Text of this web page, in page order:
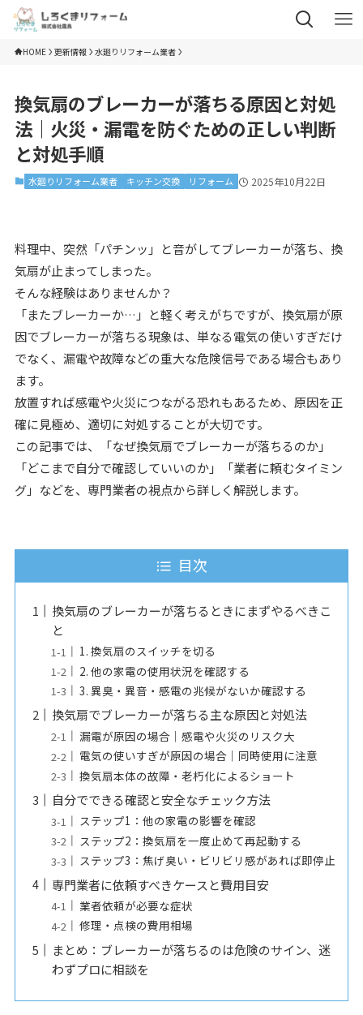
HOME 更新情報 水廻りリフォーム業者
換気扇のブレーカーが落ちる原因と対処
法｜火災・漏電を防ぐための正しい判断
と対処手順
水廻りリフォーム業者 キッチン交換 リフォーム 2025年10月22日
料理中、突然「パチンッ」と音がしてブレーカーが落ち、換
気扇が止まってしまった。
そんな経験はありませんか？
「またブレーカーか…」と軽く考えがちですが、換気扇が原
因でブレーカーが落ちる現象は、単なる電気の使いすぎだけ
でなく、漏電や故障などの重大な危険信号である場合もあり
ます。
放置すれば感電や火災につながる恐れもあるため、原因を正
確に見極め、適切に対処することが大切です。
この記事では、「なぜ換気扇でブレーカーが落ちるのか」
「どこまで自分で確認していいのか」「業者に頼むタイミン
グ」などを、専門業者の視点から詳しく解説します。
目次
換気扇のブレーカーが落ちるときにまずやるべきこ
と
1. 換気扇のスイッチを切る
2. 他の家電の使用状況を確認する
3. 異臭・異音・感電の兆候がないか確認する
換気扇でブレーカーが落ちる主な原因と対処法
漏電が原因の場合｜感電や火災のリスク大
電気の使いすぎが原因の場合｜同時使用に注意
換気扇本体の故障・老朽化によるショート
自分でできる確認と安全なチェック方法
ステップ1：他の家電の影響を確認
ステップ2：換気扇を一度止めて再起動する
ステップ3：焦げ臭い・ビリビリ感があれば即停止
専門業者に依頼すべきケースと費用目安
業者依頼が必要な症状
修理・点検の費用相場
まとめ：ブレーカーが落ちるのは危険のサイン、迷
わずプロに相談を